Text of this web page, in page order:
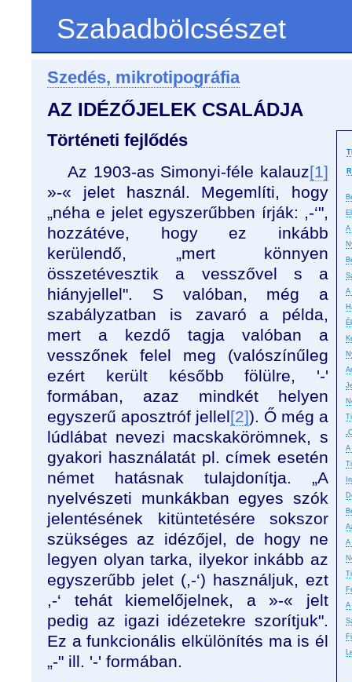
Szabadbölcsészet
Szedés, mikrotipográfia
AZ IDÉZŐJELEK CSALÁDJA
A
A
A
A
A
Történeti fejlődés
Az 1903-as Simonyi-féle kalauz[1]
»-« jelet használ. Megemlíti, hogy
„néha e jelet egyszerűbben írják: ,-‘",
hozzátéve, hogy ez inkább
kerülendő, „mert könnyen
összetévesztik a vesszővel s a
hiányjellel". S valóban, még a
szabályzatban is zavaró a példa,
mert a kezdő tagja valóban a
vesszőnek felel meg (valószínűleg
ezért került később fölülre, '-'
formában, azaz mindkét helyen
egyszerű aposztróf jellel[2]). Ő még a
lúdlábat nevezi macskakörömnek, s
gyakori használatát pl. címek esetén
német hatásnak tulajdonítja. „A
nyelvészeti munkákban egyes szók
jelentésének kitüntetésére sokszor
szükséges az idézőjel, de hogy ne
legyen olyan tarka, ilyekor inkább az
egyszerűbb jelet (,-‘) használjuk, ezt
,-‘ tehát kiemelőjelnek, a »-« jelt
pedig az igazi idézetekre szorítjuk".
Ez a funkcionális elkülönítés ma is él
„-" ill. '-' formában.